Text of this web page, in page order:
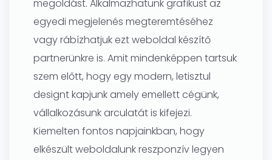
megoldást. Alkalmazhatunk grafikust az
egyedi megjelenés megteremtéséhez
vagy rábízhatjuk ezt weboldal készítő
partnerünkre is. Amit mindenképpen tartsuk
szem előtt, hogy egy modern, letisztul
designt kapjunk amely emellett cégünk,
vállalkozásunk arculatát is kifejezi.
Kiemelten fontos napjainkban, hogy
elkészült weboldalunk reszponzív legyen